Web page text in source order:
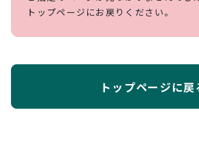
トップページにお戻りください。
トップページに戻